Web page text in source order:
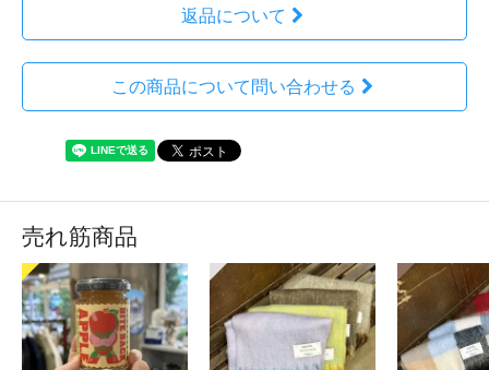
返品について
この商品について問い合わせる
売れ筋商品